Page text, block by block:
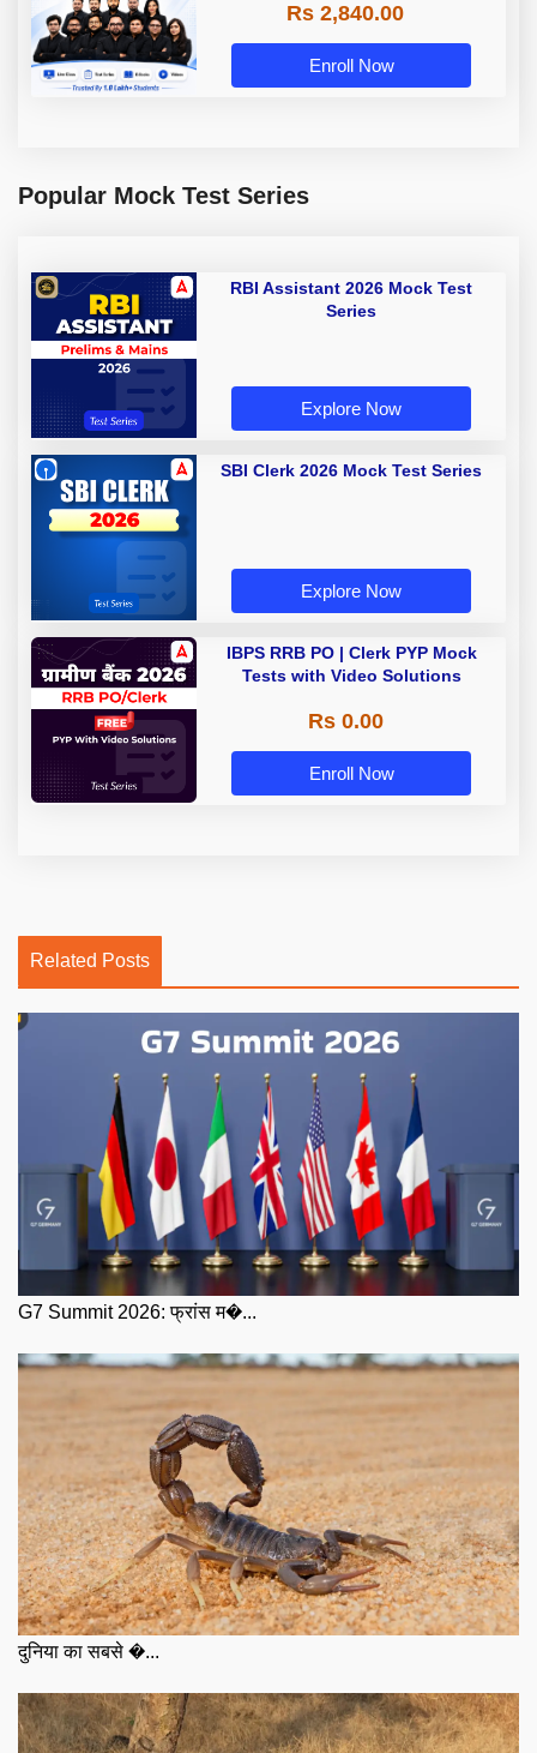
Rs 2,840.00
Enroll Now
Popular Mock Test Series
RBI Assistant 2026 Mock Test
Series
Explore Now
SBI Clerk 2026 Mock Test Series
Explore Now
IBPS RRB PO | Clerk PYP Mock
Tests with Video Solutions
Rs 0.00
Enroll Now
Related Posts
G7 Summit 2026: फ्रांस म�...
दुनिया का सबसे �...